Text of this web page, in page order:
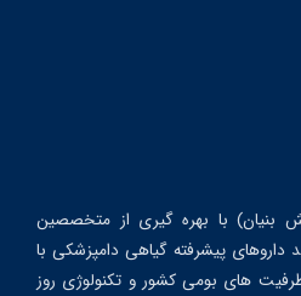
بنیان) با بهره گیری از متخصصین
داروهای پیشرفته گیاهی دامپزشکی با
های بومی کشور و تکنولوژی روز